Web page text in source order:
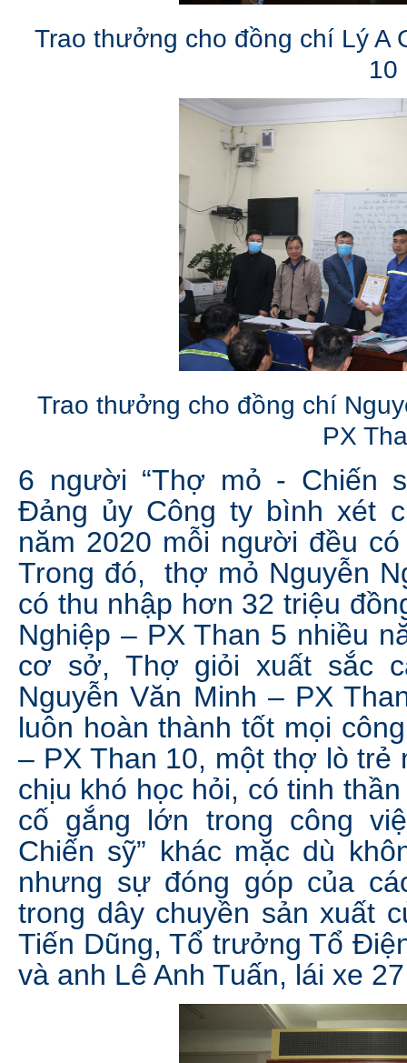
Trao thưởng cho đồng chí Lý A
10
Trao thưởng cho đồng chí
PX
6 người “Thợ mỏ - Chiến
Đảng ủy Công ty bình xét
năm 2020 mỗi người đều
Trong đó, thợ mỏ Nguyễn
có thu nhập hơn 32 triệu
Nghiệp – PX Than 5 nhiều
cơ sở, Thợ giỏi xuất sắc
Nguyễn Văn Minh – PX
luôn hoàn thành tốt mọi
– PX Than 10, một thợ lò
chịu khó học hỏi, có tinh
cố gắng lớn trong công
Chiến sỹ” khác mặc dù
nhưng sự đóng góp của
trong dây chuyền sản xuất
Tiến Dũng, Tổ trưởng Tổ
và anh Lê Anh Tuấn, lái xe